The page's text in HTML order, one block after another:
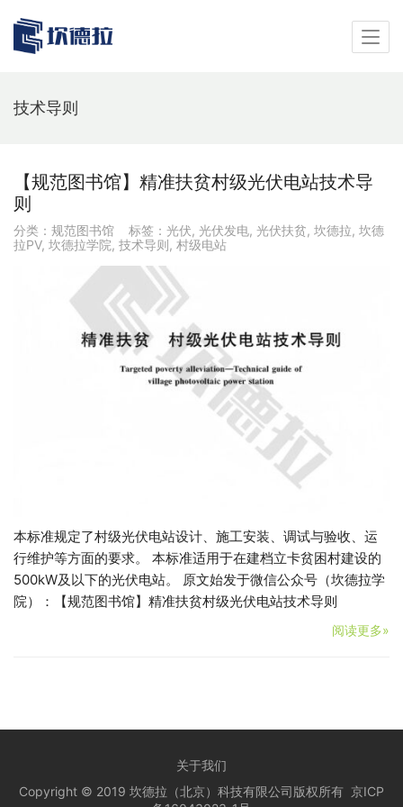
技术导则
【规范图书馆】精准扶贫村级光伏电站技术导
则
分类： 规范图书馆 标签： 光伏, 光伏发电, 光伏扶贫, 坎德拉, 坎德
拉PV, 坎德拉学院, 技术导则, 村级电站
本标准规定了村级光伏电站设计、施工安装、调试与验收、运
行维护等方面的要求。 本标准适用于在建档立卡贫困村建设的
500kW及以下的光伏电站。 原文始发于微信公众号（坎德拉学
院）：【规范图书馆】精准扶贫村级光伏电站技术导则
阅读更多»
关于我们
Copyright © 2019 坎德拉（北京）科技有限公司版权所有 京ICP